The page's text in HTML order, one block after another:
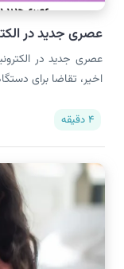
عصری جدید در
عصری جدید در
اخیر، تقاضا برای
4 دقیقه